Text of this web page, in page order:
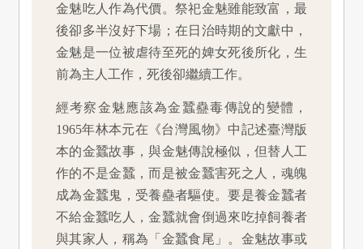
金魅吃人作為代價。祭祀金魅雖能致富，最
後卻多半沒好下場；在日治時期的文獻中，
金魅是一位被虐待至死的婢女死後所化，生
前為主人工作，死後卻繼續工作。
經考察金魅應該為金蠶蠱毒傳說的變體，
1965年林本元在《台灣風物》中記述臺灣版
本的金蠶故事，與金魅傳說極似，但替人工
作的不是金蠶，而是被金蠶害死之人，魂魄
成為金蠶鬼，受養蠱者驅使。要是養金蠶者
不給金蠶吃人，金蠶就會倒過來吃掉飼養者
與其家人，稱為「金蠶食尾」。金魅故事或